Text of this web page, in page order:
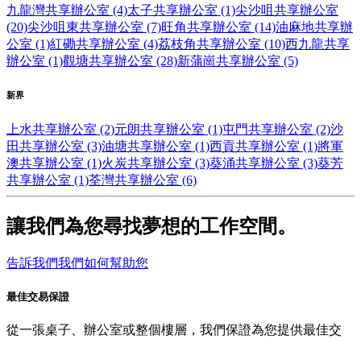
九龍灣共享辦公室 (4)太子共享辦公室 (1)尖沙咀共享辦公室
(20)尖沙咀東共享辦公室 (7)旺角共享辦公室 (14)油麻地共享辦
公室 (1)紅磡共享辦公室 (4)荔枝角共享辦公室 (10)西九龍共享
辦公室 (1)觀塘共享辦公室 (28)新蒲崗共享辦公室 (5)
新界
上水共享辦公室 (2)元朗共享辦公室 (1)屯門共享辦公室 (2)沙
田共享辦公室 (3)油塘共享辦公室 (1)西貢共享辦公室 (1)將軍
澳共享辦公室 (1)火炭共享辦公室 (3)葵涌共享辦公室 (3)葵芳
共享辦公室 (1)荃灣共享辦公室 (6)
讓我們為您尋找夢想的工作空間。
告訴我們我們如何幫助您
最佳交易保證
從一張桌子、辦公室或整個樓層，我們保證為您提供最佳交